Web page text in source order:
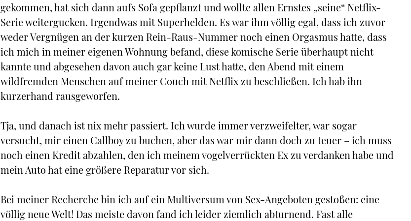
gekommen, hat sich dann aufs Sofa gepflanzt und wollte allen Ernstes „seine“ Netflix-
Serie weitergucken. Irgendwas mit Superhelden. Es war ihm völlig egal, dass ich zuvor
weder Vergnügen an der kurzen Rein-Raus-Nummer noch einen Orgasmus hatte, dass
ich mich in meiner eigenen Wohnung befand, diese komische Serie überhaupt nicht
kannte und abgesehen davon auch gar keine Lust hatte, den Abend mit einem
wildfremden Menschen auf meiner Couch mit Netflix zu beschließen. Ich hab ihn
kurzerhand rausgeworfen.
Tja, und danach ist nix mehr passiert. Ich wurde immer verzweifelter, war sogar
versucht, mir einen Callboy zu buchen, aber das war mir dann doch zu teuer – ich muss
noch einen Kredit abzahlen, den ich meinem vogelverrückten Ex zu verdanken habe und
mein Auto hat eine größere Reparatur vor sich.
Bei meiner Recherche bin ich auf ein Multiversum von Sex-Angeboten gestoßen: eine
völlig neue Welt! Das meiste davon fand ich leider ziemlich abturnend. Fast alle